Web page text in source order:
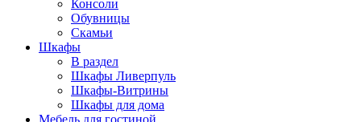
Консоли
Обувницы
Скамьи
Шкафы
В раздел
Шкафы Ливерпуль
Шкафы-Витрины
Шкафы для дома
Мебель для гостиной